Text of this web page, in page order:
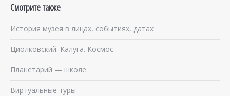
Смотрите также
История музея в лицах, событиях, датах
Циолковский. Калуга. Космос
Планетарий — школе
Виртуальные туры